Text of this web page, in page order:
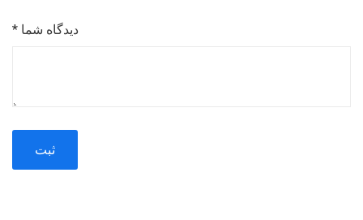
دیدگاه شما *